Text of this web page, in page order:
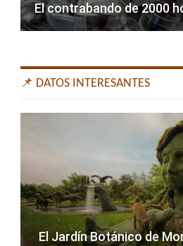
El contrabando de 2000
📌 DATOS INTERESANTES
El Jardín Botánico de